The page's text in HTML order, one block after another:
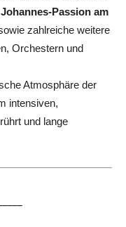
Johannes-Passion am
zahlreiche weitere
Orchestern und
Atmosphäre der
intensiven,
und lange